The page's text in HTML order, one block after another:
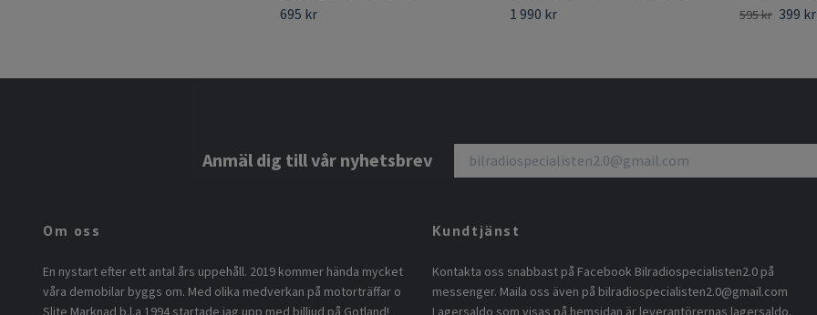
695 kr
1 990 kr
595 kr 399 kr
Anmäl dig till vår nyhetsbrev
Om oss
En nystart efter ett antal års uppehåll. 2019 kommer hända mycket
våra demobilar byggs om. Med olika medverkan på motorträffar o
Slite Marknad b.l.a 1994 startade jag upp med billjud på Gotland!
Kundtjänst
Kontakta oss snabbast på Facebook Bilradiospecialisten2.0 på
messenger. Maila oss även på bilradiospecialisten2.0@gmail.com
Lagersaldo som visas på hemsidan är leverantörernas lagersaldo.